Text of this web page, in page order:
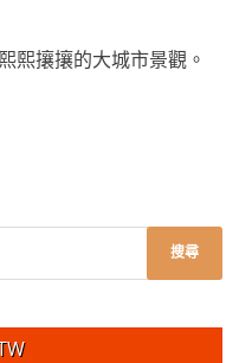
熙攘攘的大城市景觀。